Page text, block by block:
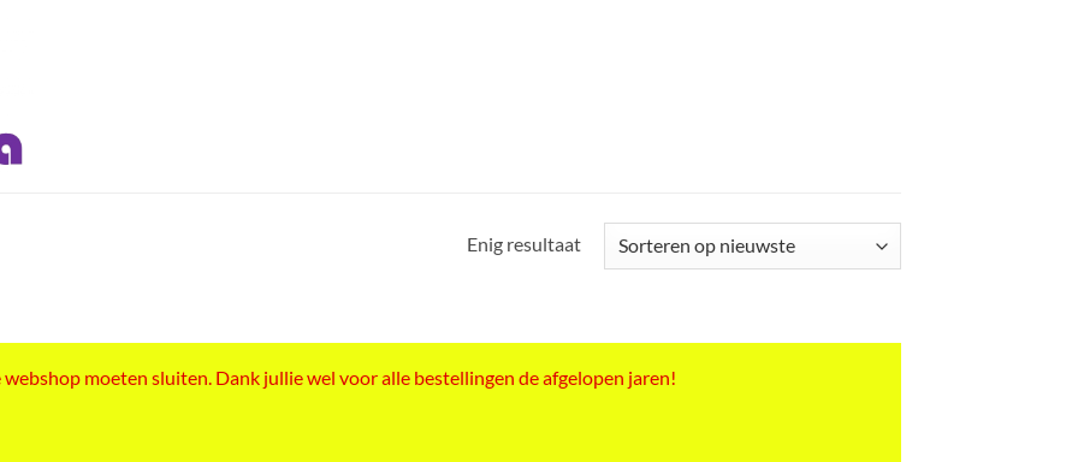
Enig resultaat
moeten sluiten. Dank jullie wel voor alle bestellingen de afgelopen jaren!